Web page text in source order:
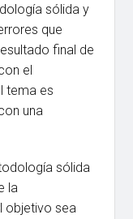
sólida y
que
final de
el
tema es
una
sólida
la
objetivo sea